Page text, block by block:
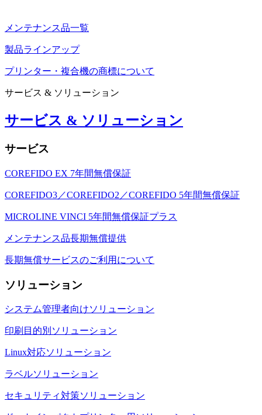
メンテナンス品一覧
製品ラインアップ
プリンター・複合機の商標について
サービス & ソリューション
サービス & ソリューション
サービス
COREFIDO EX 7年間無償保証
COREFIDO3／COREFIDO2／COREFIDO 5年間無償保証
MICROLINE VINCI 5年間無償保証プラス
メンテナンス品長期無償提供
長期無償サービスのご利用について
ソリューション
システム管理者向けソリューション
印刷目的別ソリューション
Linux対応ソリューション
ラベルソリューション
セキュリティ対策ソリューション